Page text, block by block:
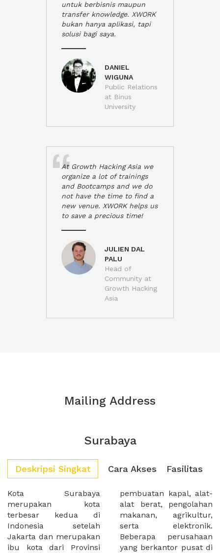
untuk berbisnis maupun
transfer knowledge. XWORK
bukan hanya aplikasi, tapi
solusi bagi saya.
DANIEL
WIGUNA
Public Relations
at Binus
University
At Growth Hacking Asia we
organize a lot of trainings
and Bootcamps and we do
not have the time to find a
new venue. XWORK helps us
to save a precious time!
JULIEN DAL
PALU
Head of
Community at
Growth Hacking
Asia
Mailing Address
Surabaya
Deskripsi Singkat Cara Akses Fasilitas
Kota Surabaya
merupakan kota
terbesar kedua di
Indonesia setelah
Jakarta dan merupakan
ibu kota dari Provinsi
pembuatan kapal, alat-
alat berat, pengolahan
makanan, agrikultur,
serta elektronik.
Beberapa perusahaan
yang berkantor pusat di